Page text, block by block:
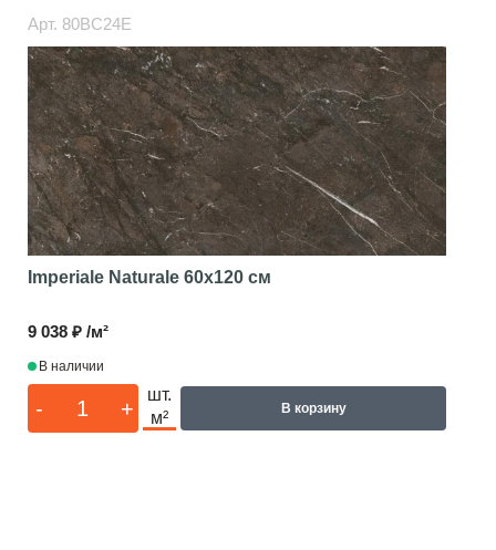
Арт. 80BC24E
Imperiale Naturale 60x120 см
9 038 ₽ /м²
В наличии
- +
шт.
м²
В корзину